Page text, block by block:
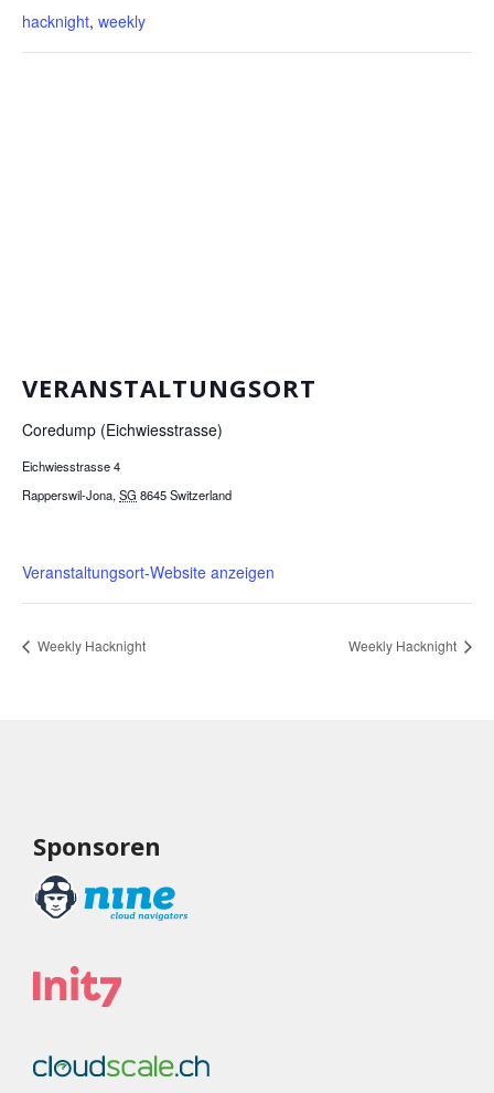
hacknight, weekly
VERANSTALTUNGSORT
Coredump (Eichwiesstrasse)
Eichwiesstrasse 4
Rapperswil-Jona, SG 8645Switzerland
Veranstaltungsort-Website anzeigen
Weekly Hacknight Weekly Hacknight
Sponsoren